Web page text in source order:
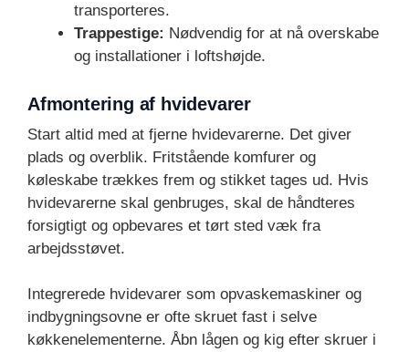
transporteres.
Trappestige: Nødvendig for at nå overskabe
og installationer i loftshøjde.
Afmontering af hvidevarer
Start altid med at fjerne hvidevarerne. Det giver
plads og overblik. Fritstående komfurer og
køleskabe trækkes frem og stikket tages ud. Hvis
hvidevarerne skal genbruges, skal de håndteres
forsigtigt og opbevares et tørt sted væk fra
arbejdsstøvet.
Integrerede hvidevarer som opvaskemaskiner og
indbygningsovne er ofte skruet fast i selve
køkkenelementerne. Åbn lågen og kig efter skruer i